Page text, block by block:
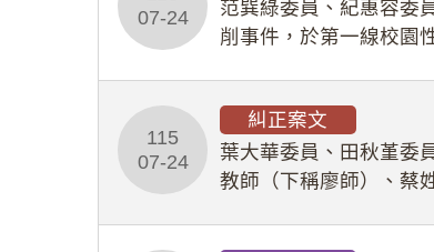
07-24
范巽綠委員、紀惠容委
削事件，於第一線校園
115
07-24
糾正案文
葉大華委員、田秋堇委
教師（下稱廖師）、蔡